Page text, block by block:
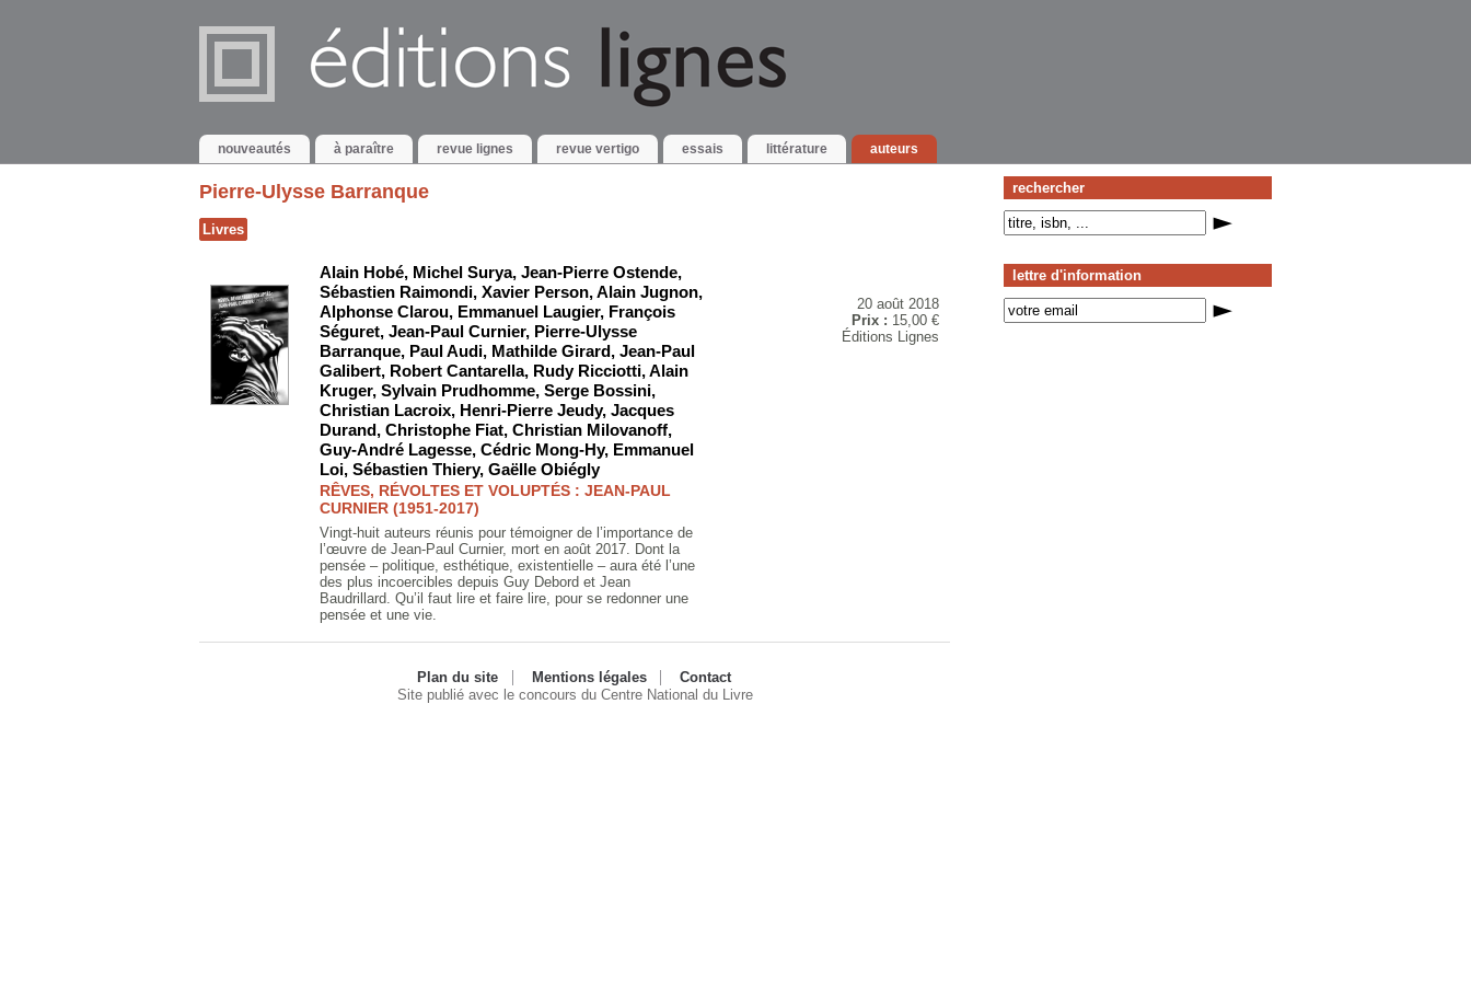
nouveautés à paraître revue lignes revue vertigo essais littérature auteurs
rechercher
lettre d'information
Pierre-Ulysse Barranque
Livres
20 août 2018
Prix : 15,00 €
Éditions Lignes
Alain Hobé, Michel Surya, Jean-Pierre Ostende,
Sébastien Raimondi, Xavier Person,Alain Jugnon,
Alphonse Clarou, Emmanuel Laugier, François
Séguret, Jean-Paul Curnier, Pierre-Ulysse
Barranque, Paul Audi, Mathilde Girard, Jean-Paul
Galibert, Robert Cantarella, Rudy Ricciotti,Alain
Kruger, Sylvain Prudhomme, Serge Bossini,
Christian Lacroix, Henri-Pierre Jeudy, Jacques
Durand, Christophe Fiat, Christian Milovanoff,
Guy-André Lagesse, Cédric Mong-Hy, Emmanuel
Loi, Sébastien Thiery, Gaëlle Obiégly
RÊVES, RÉVOLTES ET VOLUPTÉS : JEAN-PAUL
CURNIER (1951-2017)
Vingt-huit auteurs réunis pour témoigner de l’importance de
l’œuvre de Jean-Paul Curnier, mort en août 2017. Dont la
pensée – politique, esthétique, existentielle – aura été l’une
des plus incoercibles depuis Guy Debord et Jean
Baudrillard. Qu’il faut lire et faire lire, pour se redonner une
pensée et une vie.
Plan du site Mentions légales
Contact
Site publié avec le concours du Centre National du Livre